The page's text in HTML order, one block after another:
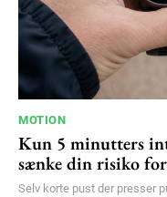
MOTION
Kun 5 minutters
sænke din risiko
Selv korte pust der presser